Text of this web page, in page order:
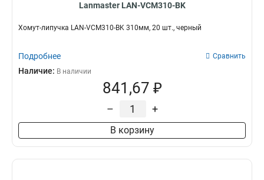
Lanmaster LAN-VCM310-BK
Хомут-липучка LAN-VCM310-BK 310мм, 20 шт., черный
Подробнее Сравнить
Наличие: В наличии
841,67 ₽
– +
В корзину